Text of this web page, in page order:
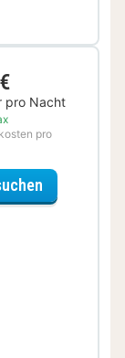
pro Nacht
pro